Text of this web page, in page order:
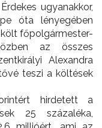
ugyanakkor,
óta lényegében
főpolgármester-
az összes
Alexandra
teszi a költések
hirdetett a
25 százaléka,